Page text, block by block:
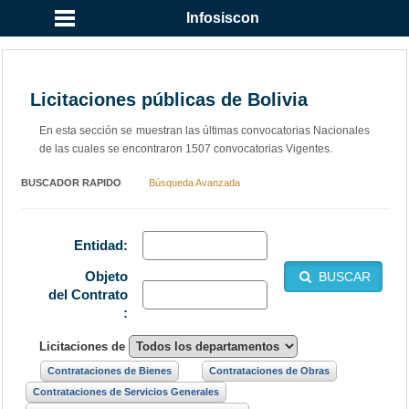
Infosiscon
Licitaciones públicas de Bolivia
En esta sección se muestran las últimas convocatorias Nacionales
de las cuales se encontraron 1507 convocatorias Vigentes.
BUSCADOR RAPIDO Búsqueda Avanzada
Entidad:
BUSCAR
Objeto
del Contrato
:
Licitaciones de
Contrataciones de Bienes
Contrataciones de Obras
Contrataciones de Servicios Generales